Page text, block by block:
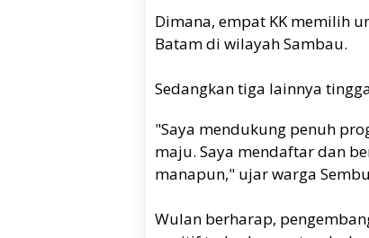
Dimana, empat KK memilih
Batam di wilayah Sambau.
Sedangkan tiga lainnya
"Saya mendukung penuh
maju. Saya mendaftar dan
manapun," ujar warga
Wulan berharap,